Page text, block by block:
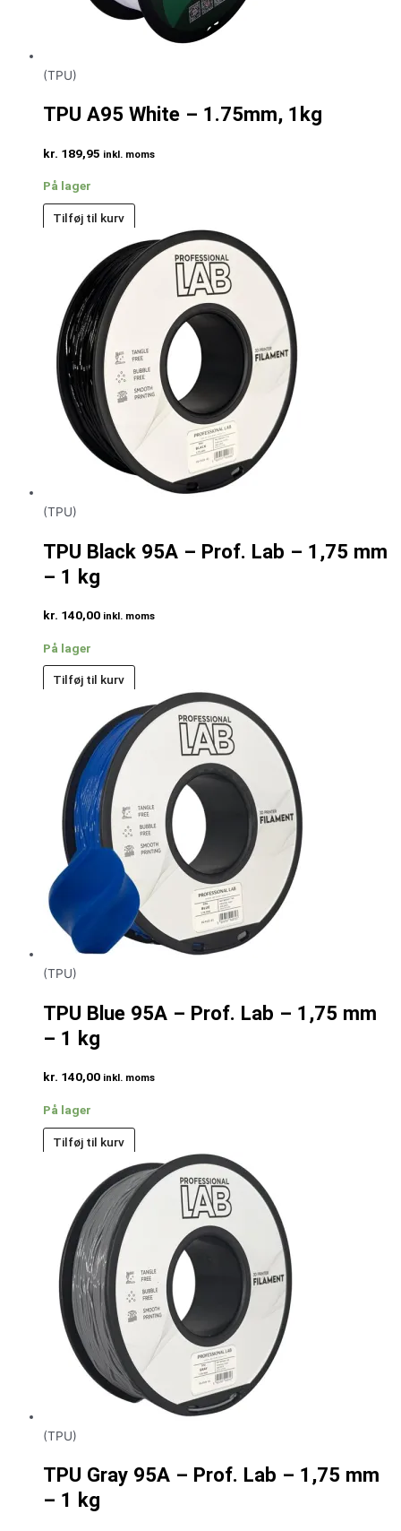
(TPU)
TPU A95 White – 1.75mm, 1kg
kr. 189,95 inkl. moms
På lager
Tilføj til kurv
(TPU)
TPU Black 95A – Prof. Lab – 1,75 mm
– 1 kg
kr. 140,00 inkl. moms
På lager
Tilføj til kurv
(TPU)
TPU Blue 95A – Prof. Lab – 1,75 mm
– 1 kg
kr. 140,00 inkl. moms
På lager
Tilføj til kurv
(TPU)
TPU Gray 95A – Prof. Lab – 1,75 mm
– 1 kg